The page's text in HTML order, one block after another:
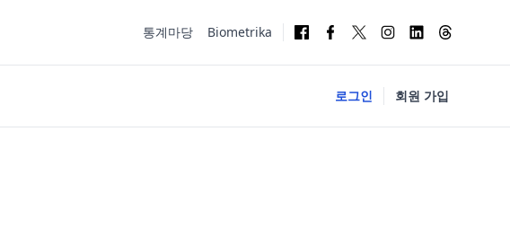
통계마당 Biometrika
로그인 회원 가입